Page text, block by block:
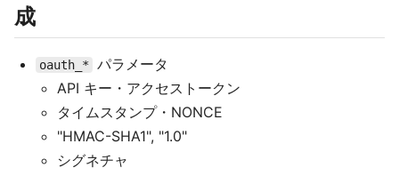
成
oauth_*
パラメータ
API キー・アクセストークン
タイムスタンプ・NONCE
"HMAC-SHA1", "1.0"
シグネチャ